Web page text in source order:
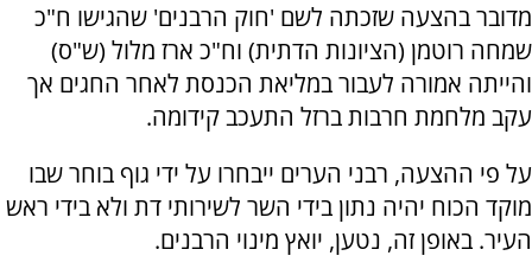
מדובר בהצעה שזכתה לשם 'חוק הרבנים' שהגישו ח"כ
שמחה רוטמן (הציונות הדתית) וח"כ ארז מלול (ש"ס)
והייתה אמורה לעבור במליאת הכנסת לאחר החגים אך
עקב מלחמת חרבות ברזל התעכב קידומה.
על פי ההצעה, רבני הערים ייבחרו על ידי גוף בוחר שבו
מוקד הכוח יהיה נתון בידי השר לשירותי דת ולא בידי ראש
העיר. באופן זה, נטען, יואץ מינוי הרבנים.